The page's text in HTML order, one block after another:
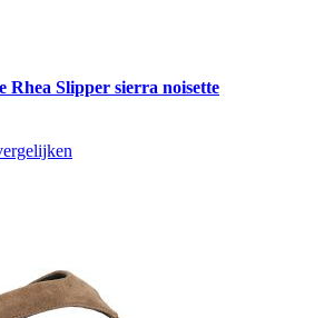
Rhea Slipper sierra noisette